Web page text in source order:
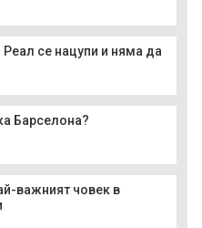
се нацупи и няма да
Барселона?
важният човек в